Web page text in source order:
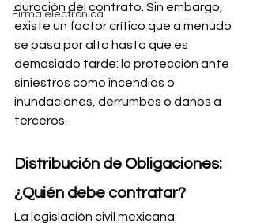
Firma electrónica
duración del contrato. Sin embargo,
existe un factor crítico que a menudo
se pasa por alto hasta que es
demasiado tarde: la protección ante
siniestros como incendios o
inundaciones, derrumbes o daños a
terceros.
Distribución de Obligaciones:
¿Quién debe contratar?
La legislación civil mexicana